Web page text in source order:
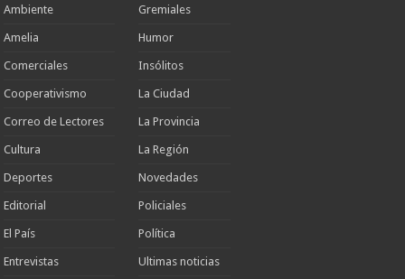
Ambiente
Amelia
Comerciales
Cooperativismo
Correo de Lectores
Cultura
Deportes
Editorial
El País
Entrevistas
Gremiales
Humor
Insólitos
La Ciudad
La Provincia
La Región
Novedades
Policiales
Política
Ultimas noticias